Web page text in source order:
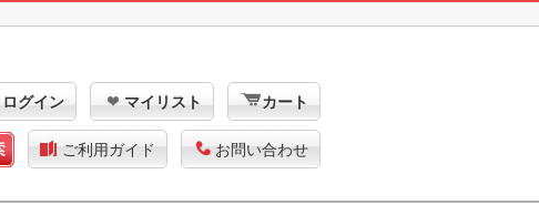
ログイン マイリスト カート
ご利用ガイド お問い合わせ